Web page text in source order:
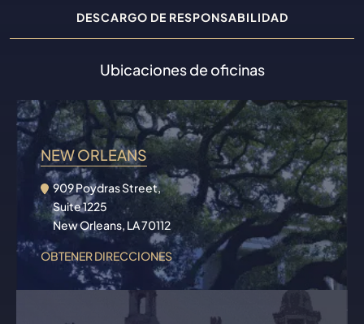
DESCARGO DE RESPONSABILIDAD
Ubicaciones de oficinas
NEW ORLEANS
909 Poydras Street,
Suite 1225
New Orleans, LA 70112
OBTENER DIRECCIONES